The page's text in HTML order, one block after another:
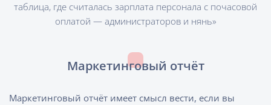
таблица, где считалась зарплата персонала с почасовой
оплатой — администраторов и нянь»
Маркетинговый отчёт
Маркетинговый отчёт имеет смысл вести, если вы